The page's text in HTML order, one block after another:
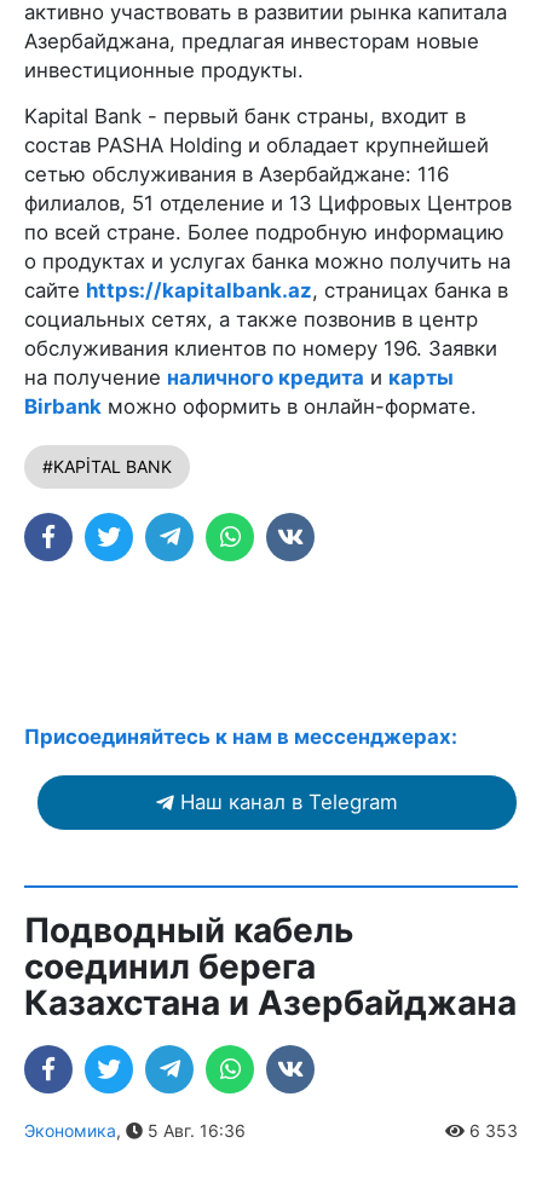
активно участвовать в развитии рынка капитала
Азербайджана, предлагая инвесторам новые
инвестиционные продукты.
Kapital Bank - первый банк страны, входит в
состав PASHA Holding и обладает крупнейшей
сетью обслуживания в Азербайджане: 116
филиалов, 51 отделение и 13 Цифровых Центров
по всей стране. Более подробную информацию
о продуктах и услугах банка можно получить на
сайте https://kapitalbank.az, страницах банка в
социальных сетях, а также позвонив в центр
обслуживания клиентов по номеру 196. Заявки
на получение наличного кредита и карты
Birbank можно оформить в онлайн-формате.
#KAPİTAL BANK
Присоединяйтесь к нам в мессенджерах:
Наш канал в Telegram
Подводный кабель
соединил берега
Казахстана и Азербайджана
Экономика, 5 Авг. 16:36 6 353